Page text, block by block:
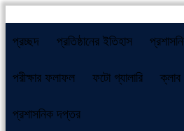
প্রচ্ছদ প্রতিষ্ঠানের ইতিহাস
পরীক্ষার ফলাফল ফটো গ্যালারি
প্রশাসনিক দপ্তর